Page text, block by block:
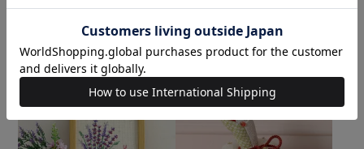
カートに入れる
9,350
カートに入れる